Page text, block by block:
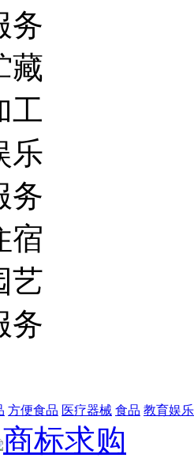
务
藏
工
乐
务
宿
艺
务
方便食品 医疗器械 食品 教育娱乐
商标求购